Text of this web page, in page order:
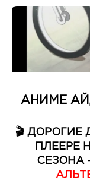
АНИМЕ
🎬 ДОРОГИЕ
ПЛЕЕРЕ
СЕЗОНА